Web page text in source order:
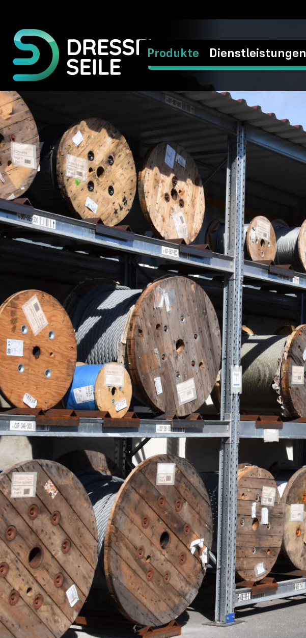
Produkte Dienstleistungen